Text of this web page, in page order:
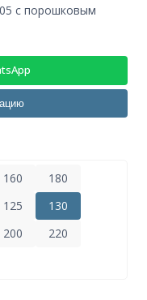
с порошковым
160
180
125
130
200
220